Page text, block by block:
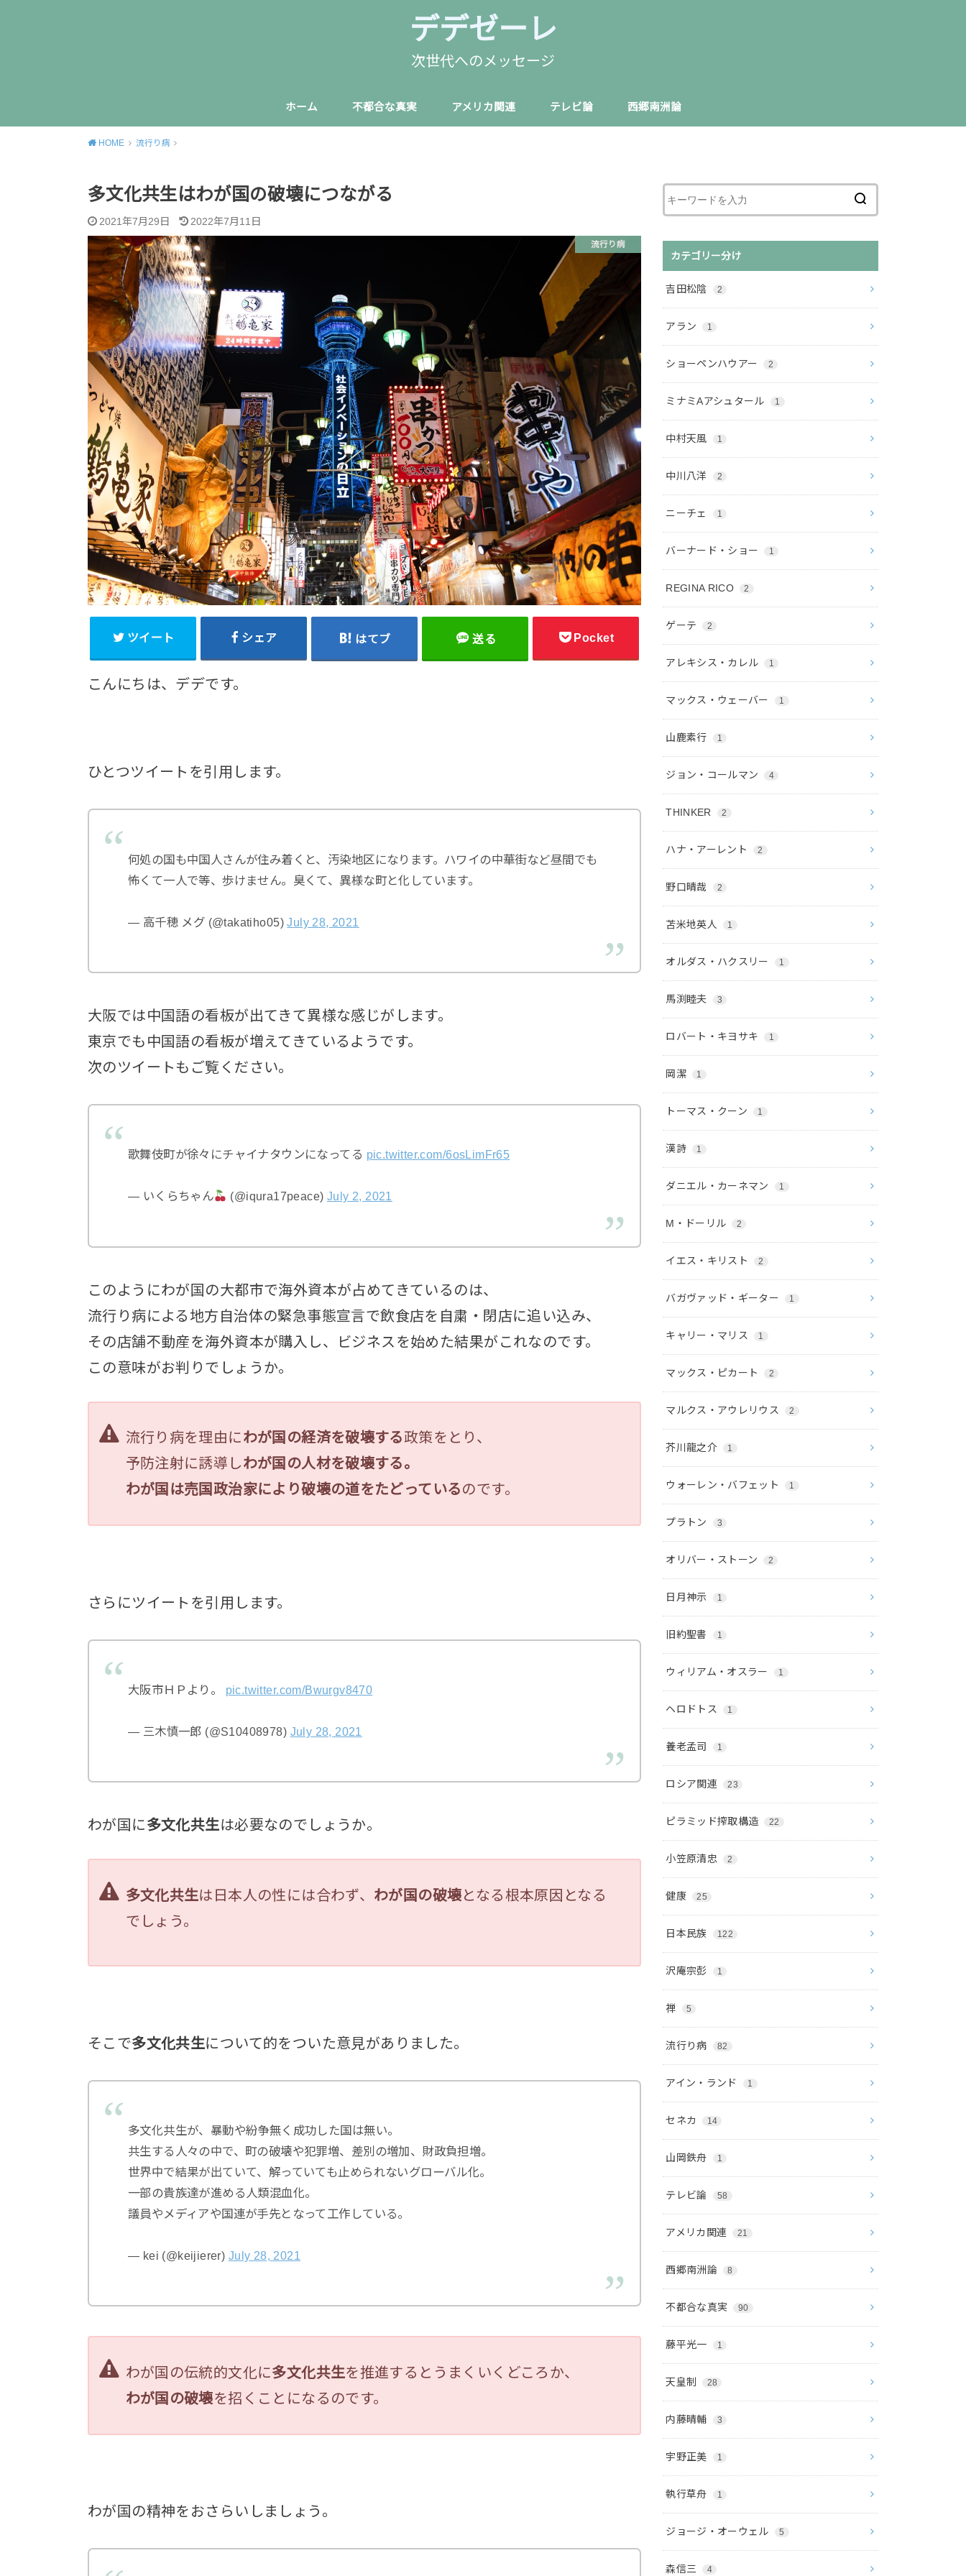
デデゼーレ
次世代へのメッセージ
ホーム 不都合な真実 アメリカ関連 テレビ論 西郷南洲論
HOME 流行り病
多文化共生はわが国の破壊につながる
2021年7月29日 2022年7月11日
流行り病
ツイート シェア はてブ 送る Pocket
こんにちは、デデです。
ひとつツイートを引用します。
何処の国も中国人さんが住み着くと、汚染地区になります。ハワイの中華街など昼間でも
怖くて一人で等、歩けません。臭くて、異様な町と化しています。
— 高千穂 メグ (@takatiho05)July 28, 2021
大阪では中国語の看板が出てきて異様な感じがします。
東京でも中国語の看板が増えてきているようです。
次のツイートもご覧ください。
歌舞伎町が徐々にチャイナタウンになってる pic.twitter.com/6osLimFr65
— いくらちゃん (@iqura17peace) July 2, 2021
このようにわが国の大都市で海外資本が占めてきているのは、
流行り病による地方自治体の緊急事態宣言で飲食店を自粛・閉店に追い込み、
その店舗不動産を海外資本が購入し、ビジネスを始めた結果がこれなのです。
この意味がお判りでしょうか。
流行り病を理由にわが国の経済を破壊する政策をとり、
予防注射に誘導しわが国の人材を破壊する。
わが国は売国政治家により破壊の道をたどっているのです。
さらにツイートを引用します。
大阪市ＨＰより。 pic.twitter.com/Bwurgv8470
— 三木慎一郎 (@S10408978) July 28, 2021
わが国に多文化共生は必要なのでしょうか。
多文化共生は日本人の性には合わず、 わが国の破壊となる根本原因となる
でしょう。
そこで多文化共生について的をついた意見がありました。
多文化共生が、暴動や紛争無く成功した国は無い。
共生する人々の中で、町の破壊や犯罪増、差別の増加、財政負担増。
世界中で結果が出ていて、解っていても止められないグローバル化。
一部の貴族達が進める人類混血化。
議員やメディアや国連が手先となって工作している。
— kei (@keijierer) July 28, 2021
わが国の伝統的文化に多文化共生を推進するとうまくいくどころか、
わが国の破壊を招くことになるのです。
わが国の精神をおさらいしましょう。
カテゴリー分け
吉田松陰 2
アラン 1
ショーペンハウアー 2
ミナミAアシュタール 1
中村天風 1
中川八洋 2
ニーチェ 1
バーナード・ショー 1
REGINA RICO 2
ゲーテ 2
アレキシス・カレル 1
マックス・ウェーバー 1
山鹿素行 1
ジョン・コールマン 4
THINKER 2
ハナ・アーレント 2
野口晴哉 2
苫米地英人 1
オルダス・ハクスリー 1
馬渕睦夫 3
ロバート・キヨサキ 1
岡潔 1
トーマス・クーン 1
漢詩 1
ダニエル・カーネマン 1
M・ドーリル 2
イエス・キリスト 2
バガヴァッド・ギーター 1
キャリー・マリス 1
マックス・ピカート 2
マルクス・アウレリウス 2
芥川龍之介 1
ウォーレン・バフェット 1
プラトン 3
オリバー・ストーン 2
日月神示 1
旧約聖書 1
ウィリアム・オスラー 1
ヘロドトス 1
養老孟司 1
ロシア関連 23
ピラミッド搾取構造 22
小笠原清忠 2
健康 25
日本民族 122
沢庵宗彭 1
禅 5
流行り病 82
アイン・ランド 1
セネカ 14
山岡鉄舟 1
テレビ論 58
アメリカ関連 21
西郷南洲論 8
不都合な真実 90
藤平光一 1
天皇制 28
内藤晴輔 3
宇野正美 1
執行草舟 1
ジョージ・オーウェル 5
森信三 4